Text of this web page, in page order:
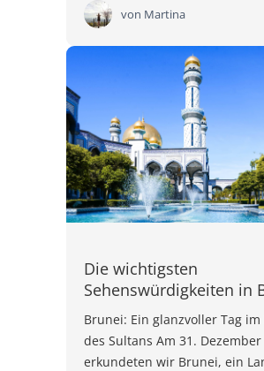
von Martina
Die wichtigsten
Sehenswürdigkeiten in
Brunei: Ein glanzvoller Tag im
des Sultans Am 31. Dezember
erkundeten wir Brunei, ein